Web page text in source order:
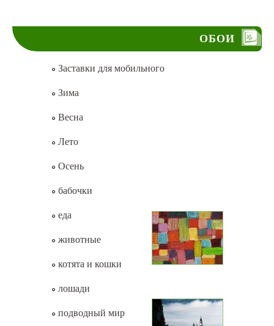
ОБОИ
Заставки для мобильного
Зима
Весна
Лето
Осень
бабочки
еда
животные
котята и кошки
лошади
подводный мир